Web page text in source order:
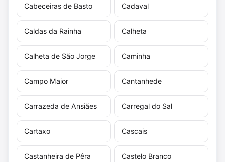
Cabeceiras de Basto Cadaval
Caldas da Rainha Calheta
Calheta de São Jorge Caminha
Campo Maior Cantanhede
Carrazeda de Ansiães Carregal do Sal
Cartaxo Cascais
Castanheira de Pêra Castelo Branco